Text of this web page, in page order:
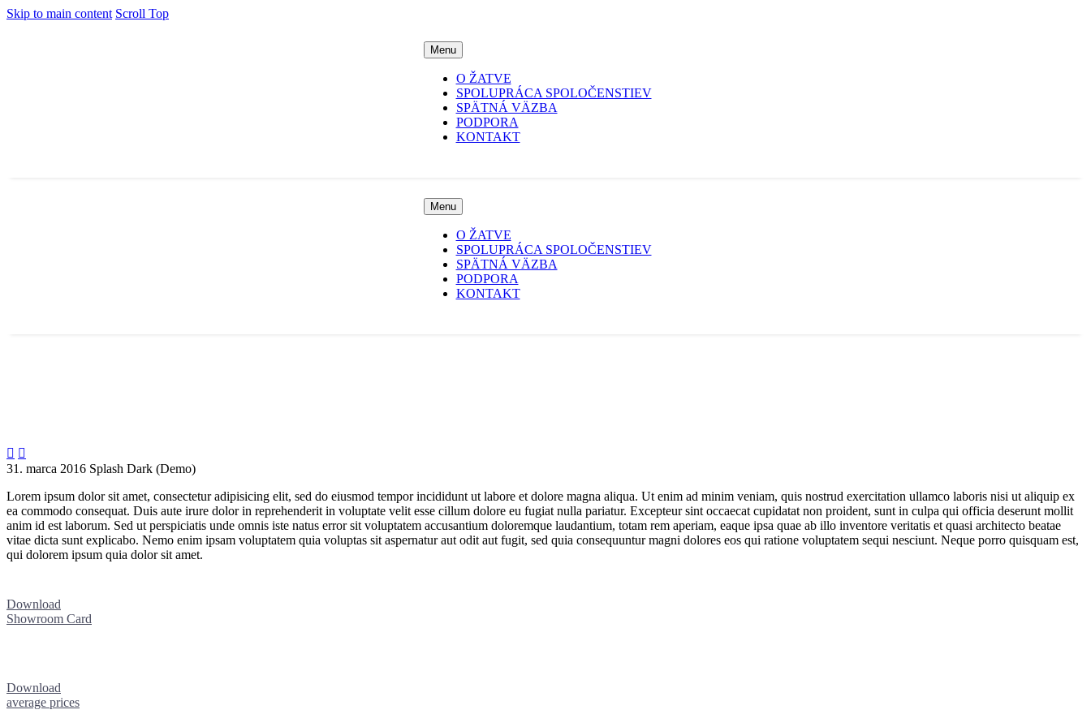
Skip to main content Scroll Top
Menu
O ŽATVE
SPOLUPRÁCA SPOLOČENSTIEV
SPÄTNÁ VÄZBA
PODPORA
KONTAKT
Menu
O ŽATVE
SPOLUPRÁCA SPOLOČENSTIEV
SPÄTNÁ VÄZBA
PODPORA
KONTAKT
 
31. marca 2016 Splash Dark (Demo)
Lorem ipsum dolor sit amet, consectetur adipisicing elit, sed do eiusmod tempor incididunt ut labore et dolore magna aliqua. Ut enim ad minim veniam, quis nostrud exercitation ullamco laboris nisi ut aliquip ex
ea commodo consequat. Duis aute irure dolor in reprehenderit in voluptate velit esse cillum dolore eu fugiat nulla pariatur. Excepteur sint occaecat cupidatat non proident, sunt in culpa qui officia deserunt mollit
anim id est laborum. Sed ut perspiciatis unde omnis iste natus error sit voluptatem accusantium doloremque laudantium, totam rem aperiam, eaque ipsa quae ab illo inventore veritatis et quasi architecto beatae
vitae dicta sunt explicabo. Nemo enim ipsam voluptatem quia voluptas sit aspernatur aut odit aut fugit, sed quia consequuntur magni dolores eos qui ratione voluptatem sequi nesciunt. Neque porro quisquam est,
qui dolorem ipsum quia dolor sit amet.
Download
Showroom Card
Download
average prices